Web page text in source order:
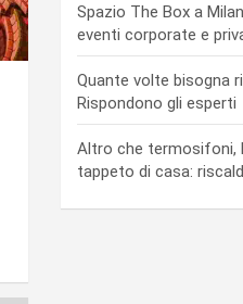
Spazio The Box a
eventi corporate e
Quante volte bisogna
Rispondono gli esperti
Altro che termosifoni,
tappeto di casa: